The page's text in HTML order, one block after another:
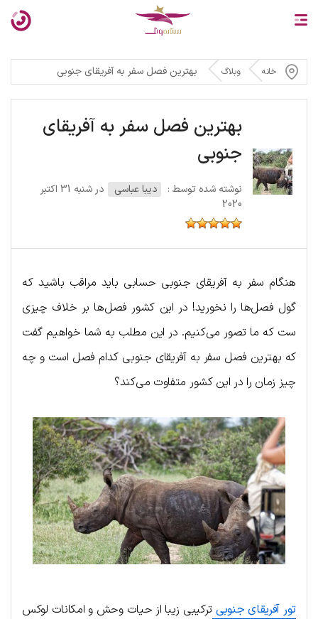
خانه وبلاگ بهترین فصل سفر به آفریقای جنوبی
بهترین فصل سفر به آفریقای
جنوبی
نوشته شده توسط : دیبا عباسی
در شنبه 31 اکتبر
2020
هنگام سفر به آفریقای جنوبی حسابی باید مراقب باشید که
گول فصل‌ها را نخورید! در این کشور فصل‌ها بر خلاف چیزی
ست که ما تصور می‌کنیم. در این مطلب به شما خواهیم گفت
که بهترین فصل سفر به آفریقای جنوبی کدام فصل است و چه
چیز زمان را در این کشور متفاوت می‌کند؟
تور آفریقای جنوبی ترکیبی زیبا از حیات وحش و امکانات لوکس